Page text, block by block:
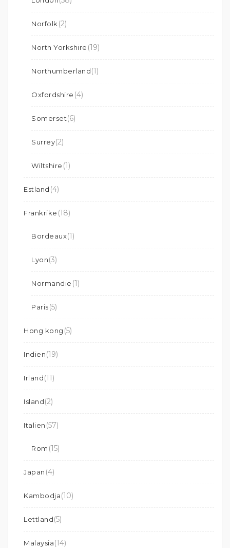
Norfolk (2)
North Yorkshire (19)
Northumberland(1)
Oxfordshire (4)
Somerset(6)
Surrey(2)
Wiltshire (1)
Estland (4)
Frankrike (18)
Bordeaux(1)
Lyon(3)
Normandie (1)
Paris(5)
Hong kong (5)
Indien(19)
Irland(11)
Island(2)
Italien (57)
Rom (15)
Japan (4)
Kambodja(10)
Lettland(5)
Malaysia(14)